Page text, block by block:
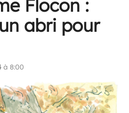
Flocon :
abri pour
à 8:00